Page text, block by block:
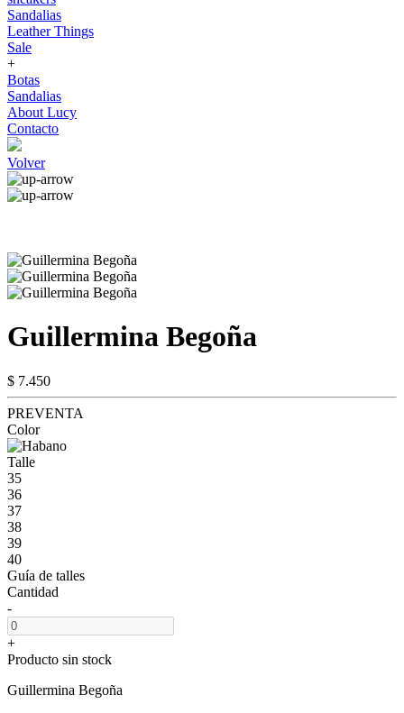
Sandalias
Leather Things
Sale
+
Botas
Sandalias
About Lucy
Contacto
Volver
Guillermina Begoña
$ 7.450
PREVENTA
Color
Talle
35
36
37
38
39
40
Guía de talles
Cantidad
-
+
Producto sin stock
Guillermina Begoña